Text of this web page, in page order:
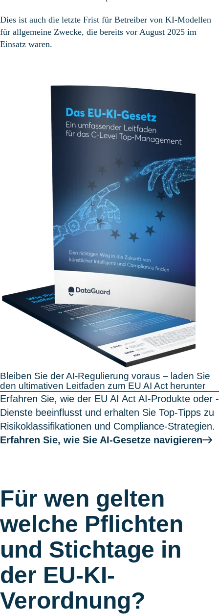
Dies ist auch die letzte Frist für Betreiber von KI-Modellen
für allgemeine Zwecke, die bereits vor August 2025 im
Einsatz waren.
Bleiben Sie der AI-Regulierung voraus – laden Sie
den ultimativen Leitfaden zum EU AI Act herunter
Erfahren Sie, wie der EU AI Act AI-Produkte oder -
Dienste beeinflusst und erhalten Sie Top-Tipps zu
Risikoklassifikationen und Compliance-Strategien.
Erfahren Sie, wie Sie AI-Gesetze navigieren
Für wen gelten
welche Pflichten
und Stichtage in
der EU-KI-
Verordnung?